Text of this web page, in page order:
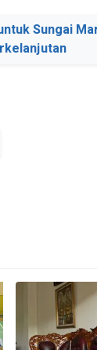
Sungai